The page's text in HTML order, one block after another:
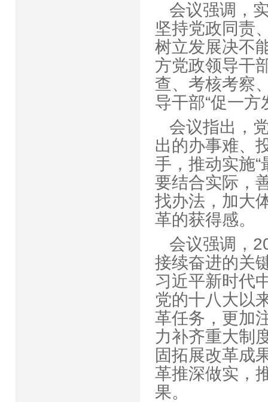
会议强调，
坚持党政同责
树立发展决不
方党政领导干
查、考核考察
导干部“促一
会议指出，
出的办事难、
手，推动实施
要结合实际，
找办法，加大
革的获得
会议强调，
接续奋进的关
习近平新时代
党的十八大以
革任务，更加
力补齐重大制
固拓展改革成
革推深做实，
果。